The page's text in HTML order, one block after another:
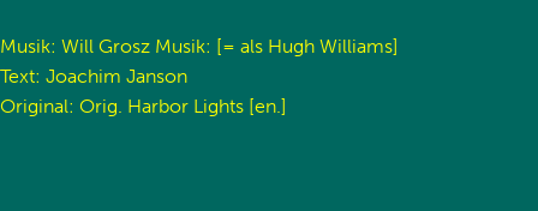
Musik: Will Grosz Musik: [= als Hugh Williams]
Text: Joachim Janson
Original: Orig. Harbor Lights [en.]